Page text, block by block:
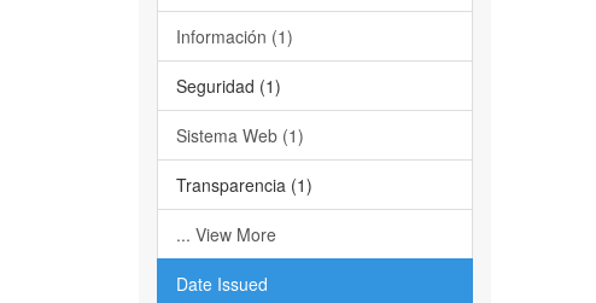
Información (1)
Seguridad (1)
Sistema Web (1)
Transparencia (1)
... View More
Date Issued